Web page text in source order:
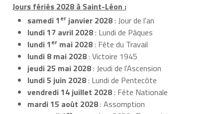
Jours fériés 2028 à Saint-Léon :
samedi 1er janvier 2028: Jour de l'an
lundi 17 avril 2028: Lundi de Pâques
lundi 1er mai 2028: Fête du Travail
lundi 8 mai 2028: Victoire 1945
jeudi 25 mai 2028: Jeudi de l'Ascension
lundi 5 juin 2028: Lundi de Pentecôte
vendredi 14 juillet 2028: Fête Nationale
mardi 15 août 2028: Assomption